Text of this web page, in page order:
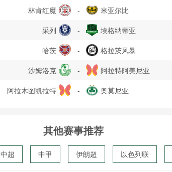
林肯红魔 - 米亚尔比
采列 - 埃格纳蒂亚
哈茨 - 格拉茨风暴
沙姆洛克 - 阿拉特阿美尼亚
阿拉木图凯拉特 - 奥莫尼亚
其他赛事推荐
中超 中甲 伊朗超 以色列联